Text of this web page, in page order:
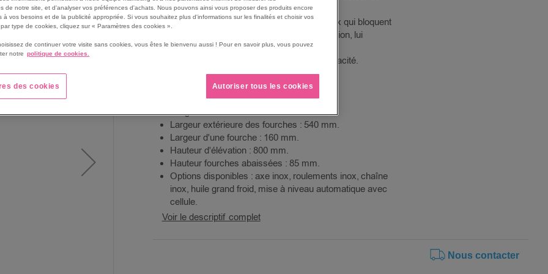
800 mm.
Il est équipé de deux stabilisateurs latéraux qui bloquent
le transpalette au-delà de 300 mm d’élévation, lui
procurant une excellente stabilité.
La levée électrique apporte confort et efficacité.
Les roues et galets sont en nylon.
L'entraxe des roues est de 1140 mm.
Il est équipé d'une chargeur externe.
Longueur de fourches : 1165 mm.
Largeur extérieure des fourches : 540 mm.
Largeur d'une fourche : 160 mm.
Hauteur d'élévation : 800 mm.
Hauteur fourches abaissées : 85 mm.
Options disponibles : axe inox, roulements inox, chaîne
inox, huile grand froid, mise à niveau automatique avec
cellule.
Voir le descriptif complet
Nous contacter
de notre site, et d'analyser vos préférences d'achats. Nous pouvons ainsi vous proposer des produits encore
à vos besoins et de la publicité appropriée. Si vous souhaitez plus d'informations sur les finalités et choisir vos
type de cookies, cliquez sur « Paramètres des cookies ».
de continuer votre visite sans cookies, vous êtes le bienvenu aussi ! Pour en savoir plus, vous pouvez
notre politique de cookies.
des cookies Autoriser tous les cookies